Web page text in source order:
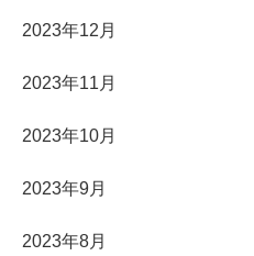
2023年12月
2023年11月
2023年10月
2023年9月
2023年8月